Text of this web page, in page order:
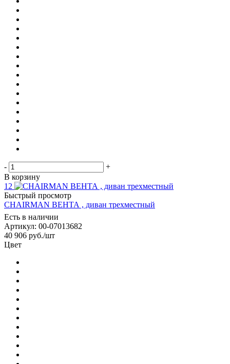
-
+
В корзину
12
Быстрый просмотр
CHAIRMAN ВЕНТА , диван трехместный
Есть в наличии
Артикул: 00-07013682
40 906 руб./шт
Цвет